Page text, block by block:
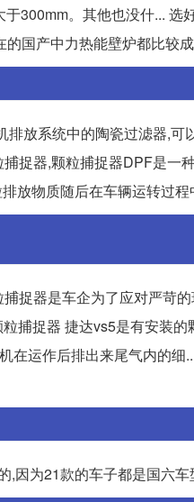
300mm。其他也没什... 选
国产中力热能壁炉都比较
放系统中的陶瓷过滤器,可
捉器,颗粒捕捉器DPF是一
放物质随后在车辆运转过程
捉器是车企为了应对严苛
捕捉器 捷达vs5是有安装
运作后排出来尾气内的细
因为21款的车子都是国六